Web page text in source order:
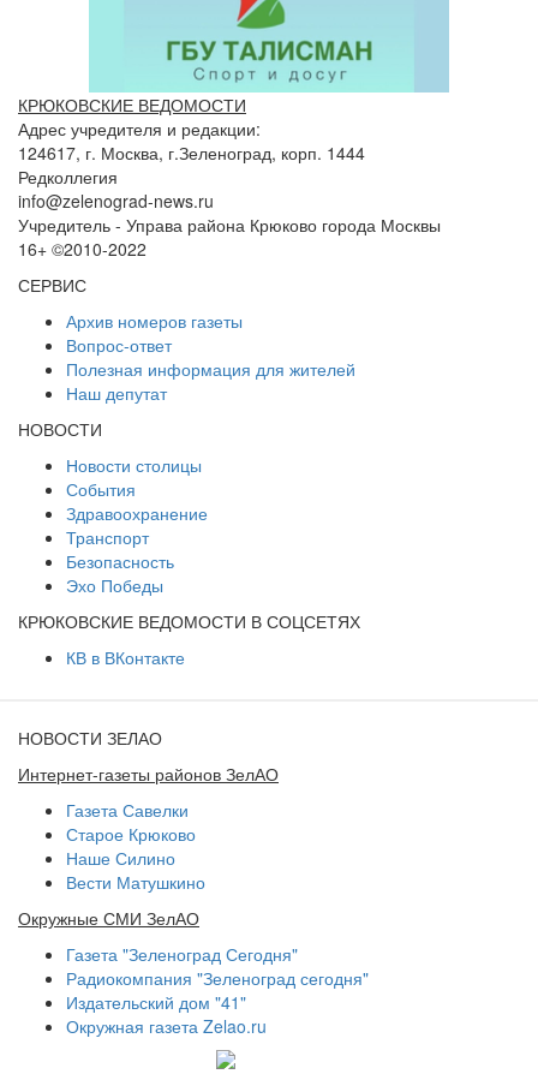
КРЮКОВСКИЕ ВЕДОМОСТИ
Адрес учредителя и редакции:
124617, г. Москва, г.Зеленоград, корп. 1444
Редколлегия
info@zelenograd-news.ru
Учредитель - Управа района Крюково города Москвы
16+ ©2010-2022
СЕРВИС
Архив номеров газеты
Вопрос-ответ
Полезная информация для жителей
Наш депутат
НОВОСТИ
Новости столицы
События
Здравоохранение
Транспорт
Безопасность
Эхо Победы
КРЮКОВСКИЕ ВЕДОМОСТИ В СОЦСЕТЯХ
КВ в ВКонтакте
НОВОСТИ ЗЕЛАО
Интернет-газеты районов ЗелАО
Газета Савелки
Старое Крюково
Наше Силино
Вести Матушкино
Окружные СМИ ЗелАО
Газета "Зеленоград Сегодня"
Радиокомпания "Зеленоград сегодня"
Издательский дом "41"
Окружная газета Zelao.ru